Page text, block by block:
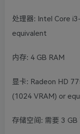
处理器: Intel Core
equivalent
内存: 4 GB RAM
显卡: Radeon HD
(1024 VRAM) or
存储空间: 需要 3 GB